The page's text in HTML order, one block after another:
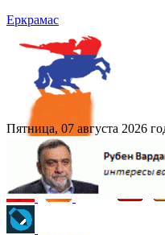
Еркрамас
Пятница, 07 августа 2026